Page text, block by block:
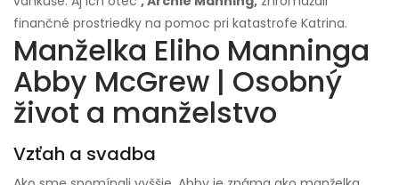
finančné prostriedky na pomoc pri katastrofe Katrina.
Manželka Eliho Manninga
Abby McGrew | Osobný
život a manželstvo
Vzťah a svadba